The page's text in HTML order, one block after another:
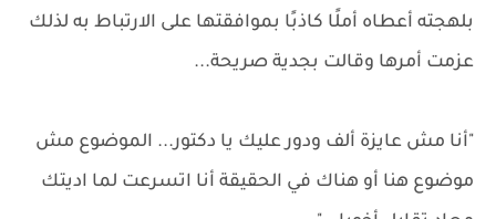
بلهجته أعطاه أملًا كاذبًا بموافقتها على الارتباط به لذلك
عزمت أمرها وقالت بجدية صريحة...
"أنا مش عايزة ألف ودور عليك يا دكتور... الموضوع مش
موضوع هنا أو هناك في الحقيقة أنا اتسرعت لما اديتك